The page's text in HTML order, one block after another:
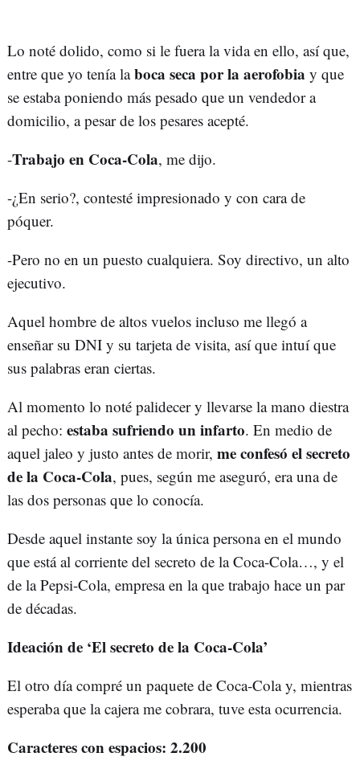
Lo noté dolido, como si le fuera la vida en ello, así que,
entre que yo tenía laboca seca por la aerofobia y que
se estaba poniendo más pesado que un vendedor a
domicilio, a pesar de los pesares acepté.
-Trabajo en Coca-Cola, me dijo.
-¿En serio?, contesté impresionado y con cara de
póquer.
-Pero no en un puesto cualquiera. Soy directivo, un alto
ejecutivo.
Aquel hombre de altos vuelos incluso me llegó a
enseñar su DNI y su tarjeta de visita, así que intuí que
sus palabras eran ciertas.
Al momento lo noté palidecer y llevarse la mano diestra
al pecho: estaba sufriendo un infarto. En medio de
aquel jaleo y justo antes de morir, me confesó el secreto
de la Coca-Cola, pues, según me aseguró, era una de
las dos personas que lo conocía.
Desde aquel instante soy la única persona en el mundo
que está al corriente del secreto de la Coca-Cola…, y el
de la Pepsi-Cola, empresa en la que trabajo hace un par
de décadas.
Ideación de ‘El secreto de la Coca-Cola’
El otro día compré un paquete de Coca-Cola y, mientras
esperaba que la cajera me cobrara, tuve esta ocurrencia.
Caracteres con espacios: 2.200